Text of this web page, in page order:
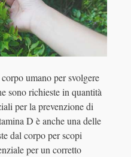
umano per svolgere
sono richieste in quantità
per la prevenzione di
D è anche una delle
dal corpo per scopi
per un corretto